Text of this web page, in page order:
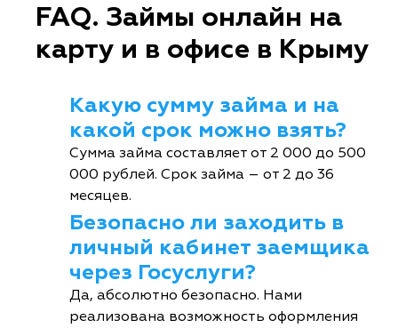
FAQ. Займы онлайн на
карту и в офисе в Крыму
Какую сумму займа и на
какой срок можно взять?
Сумма займа составляет от 2 000 до 500
000 рублей. Срок займа – от 2 до 36
месяцев.
Безопасно ли заходить в
личный кабинет заемщика
через Госуслуги?
Да, абсолютно безопасно. Нами
реализована возможность оформления